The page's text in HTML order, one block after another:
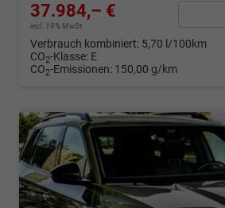
37.984,– €
incl. 19% MwSt.
Verbrauch kombiniert: 5,70 l/100km
CO2-Klasse: E
CO2-Emissionen: 150,00 g/km